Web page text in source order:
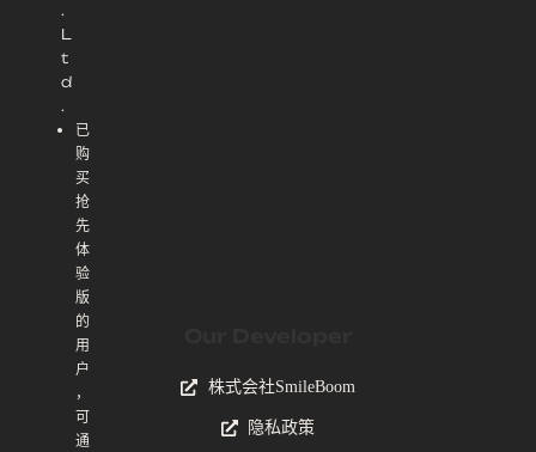
.
L
t
d
.
已
购
买
抢
先
体
验
版
的
用
户
，
可
通
株式会社SmileBoom
隐私政策